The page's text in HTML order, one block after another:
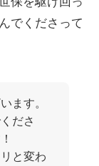
でくださって
ます。
ださ
と変わ